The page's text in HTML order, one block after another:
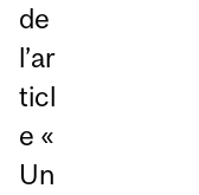
de
l’ar
ticl
e «
Un